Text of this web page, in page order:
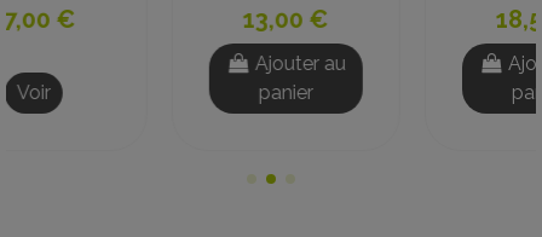
Ajouter au
Ajouter au